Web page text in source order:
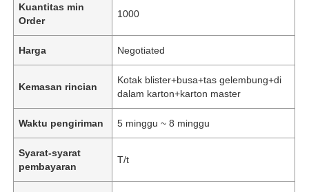
Kuantitas min
Order
1000
Harga Negotiated
Kemasan rincian
Kotak blister+busa+tas gelembung+di
dalam karton+karton master
Waktu pengiriman 5 minggu ~ 8 minggu
Syarat-syarat
pembayaran
T/t